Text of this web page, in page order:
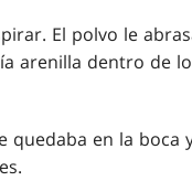
El polvo le
arenilla dentro de
quedaba en la